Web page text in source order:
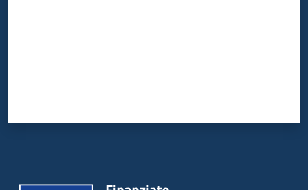
Agenzia
Seguici